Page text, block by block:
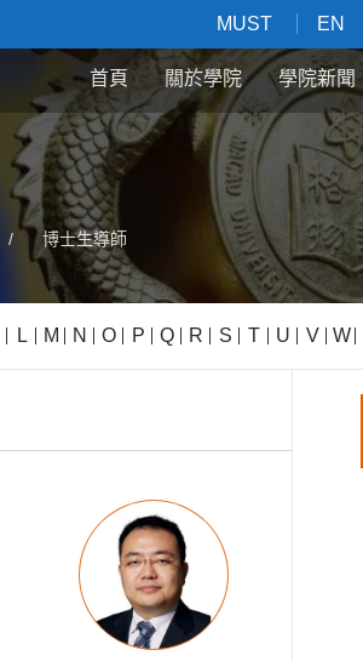
MUST EN
首頁 關於學院 學院新聞
/ 博士生導師
L M N O P Q R S T U V W